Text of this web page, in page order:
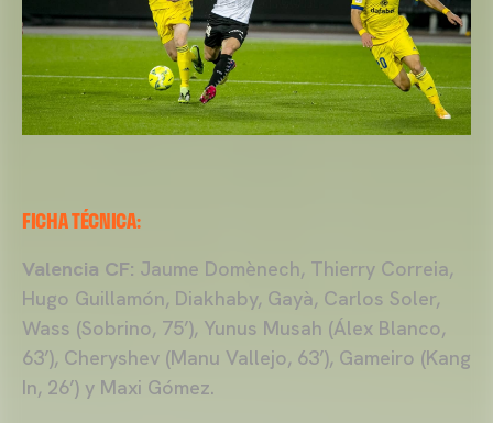
FICHA TÉCNICA:
Valencia CF: Jaume Domènech, Thierry Correia,
Hugo Guillamón, Diakhaby, Gayà, Carlos Soler,
Wass (Sobrino, 75’), Yunus Musah (Álex Blanco,
63’), Cheryshev (Manu Vallejo, 63’), Gameiro (Kang
In, 26’) y Maxi Gómez.